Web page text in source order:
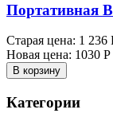
Портативная
Старая цена: 1 236
Новая цена: 1030 Р
В корзину
Категории